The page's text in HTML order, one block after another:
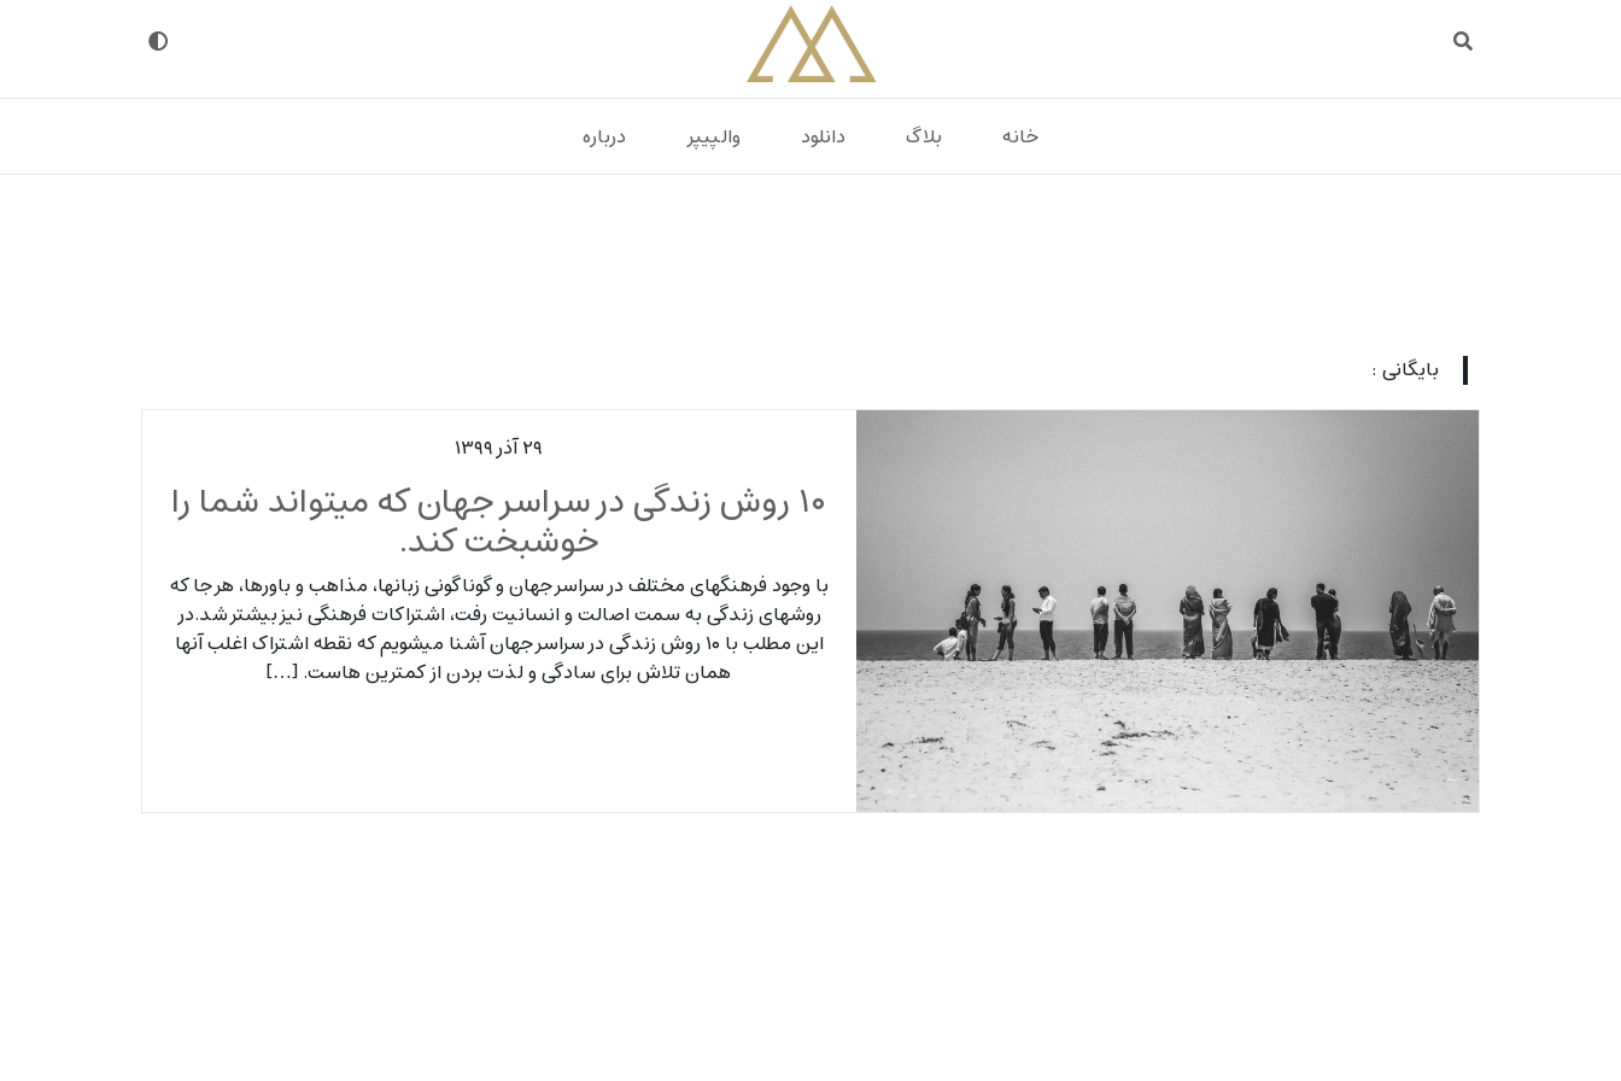
خانه
بلاگ دانلود والپیپر درباره
بایگانی :
۲۹ آذر ۱۳۹۹
۱۰ روش زندگی در سراسر جهان که میتواند شما را
خوشبخت کند.
با وجود فرهنگهای مختلف در سراسر جهان و گوناگونی زبانها، مذاهب و باورها، هر جا که
روشهای زندگی به سمت اصالت و انسانیت رفت، اشتراکات فرهنگی نیز بیشتر شد.در
این مطلب با ۱۰ روش زندگی در سراسر جهان آشنا میشویم که نقطه اشتراک اغلب آنها
همان تلاش برای سادگی و لذت بردن از کمترین هاست. […]